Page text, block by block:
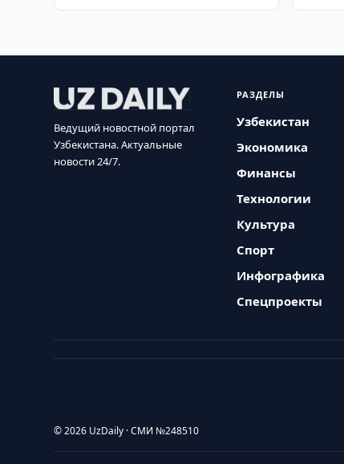
Ведущий новостной портал
Узбекистана. Актуальные
новости 24/7.
РАЗДЕЛЫ
Узбекистан
Экономика
Финансы
Технологии
Культура
Спорт
Инфографика
Спецпроекты
© 2026 UzDaily · СМИ №248510